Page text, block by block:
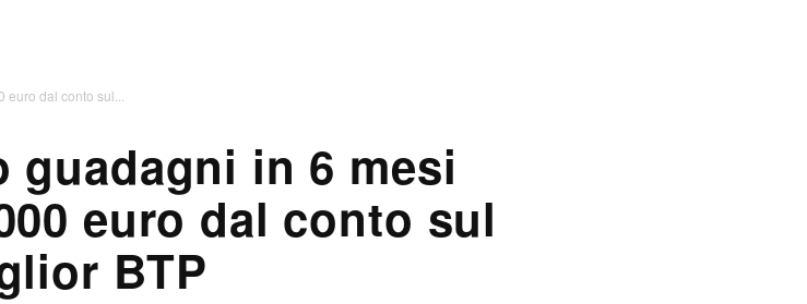
dal conto sul...
guadagni in 6 mesi
euro dal conto sul
BTP